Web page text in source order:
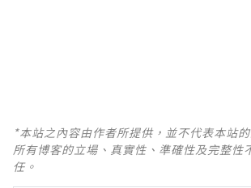
*本站之內容由作者所提供，並不代表本站
所有博客的立場、真實性、準確性及完整性
任。